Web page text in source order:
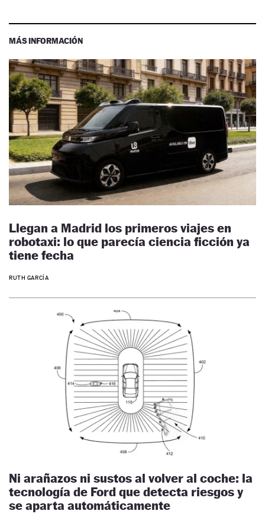
MÁS INFORMACIÓN
Llegan a Madrid los primeros viajes en
robotaxi: lo que parecía ciencia ficción ya
tiene fecha
RUTH GARCÍA
Ni arañazos ni sustos al volver al coche: la
tecnología de Ford que detecta riesgos y
se aparta automáticamente